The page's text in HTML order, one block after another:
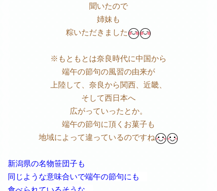
聞いたので
姉妹も
粽いただきました
※もともとは奈良時代に中国から
端午の節句の風習の由来が
上陸して、奈良から関西、近畿、
そして西日本へ
広がっていったとか。
端午の節句に頂くお菓子も
地域によって違っているのですね
新潟県の名物笹団子も
同じような意味合いで端午の節句にも